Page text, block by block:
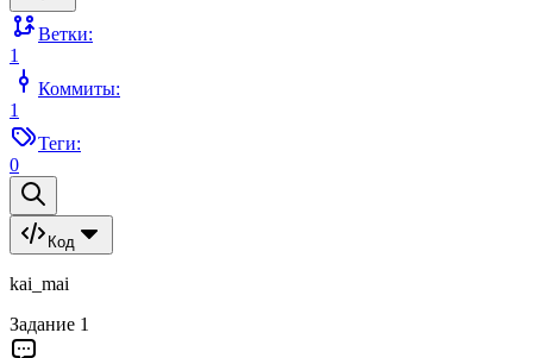
Ветки:
1
Коммиты:
1
Теги:
0
Код
kai_mai
Задание 1